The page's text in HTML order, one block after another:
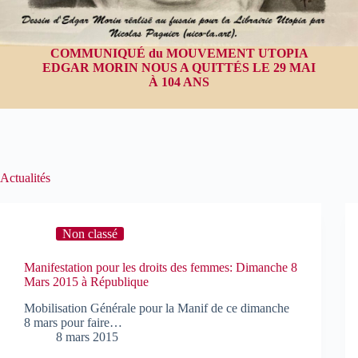
COMMUNIQUÉ du MOUVEMENT UTOPIA
EDGAR MORIN NOUS A QUITTÉS LE 29 MAI
À 104 ANS
Actualités
Non classé
Manifestation pour les droits des femmes: Dimanche 8
Mars 2015 à République
Mobilisation Générale pour la Manif de ce dimanche
8 mars pour faire…
8 mars 2015